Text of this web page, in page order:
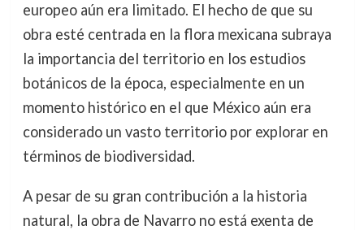
europeo aún era limitado. El hecho de que su
obra esté centrada en la flora mexicana subraya
la importancia del territorio en los estudios
botánicos de la época, especialmente en un
momento histórico en el que México aún era
considerado un vasto territorio por explorar en
términos de biodiversidad.
A pesar de su gran contribución a la historia
natural, la obra de Navarro no está exenta de